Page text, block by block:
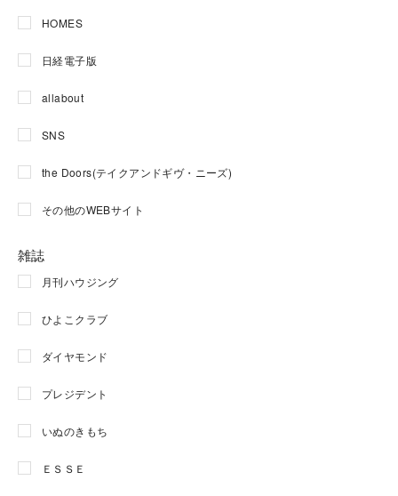
HOMES
日経電子版
allabout
SNS
the Doors(テイクアンドギヴ・ニーズ)
その他のWEBサイト
雑誌
月刊ハウジング
ひよこクラブ
ダイヤモンド
プレジデント
いぬのきもち
ＥＳＳＥ